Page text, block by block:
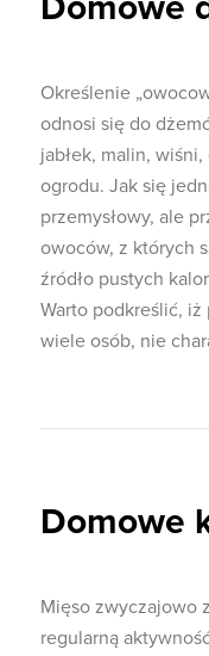
Określenie
odnosi się do
jabłek, malin,
ogrodu. Jak się
przemysłowy, ale
owoców, z których
źródło pustych
Warto podkreślić,
wiele osób, nie
Domowe
Mięso zwyczajowo
regularną